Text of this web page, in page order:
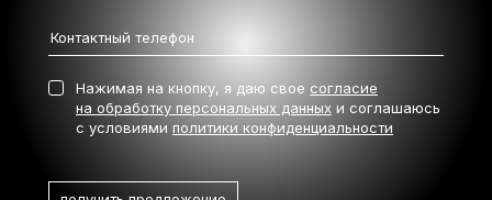
Нажимая на кнопку, я даю свое согласие
на обработку персональных данных и соглашаюсь
с условиями политики конфиденциальности